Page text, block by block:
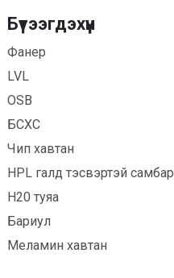
Бүтээгдэхүүн
Фанер
LVL
OSB
БСХС
Чип хавтан
HPL галд тэсвэртэй самбар
H20 туяа
Бариул
Меламин хавтан